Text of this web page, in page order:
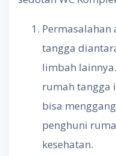
tangga
limbah
rumah tangga
bisa
penghuni
kesehatan.